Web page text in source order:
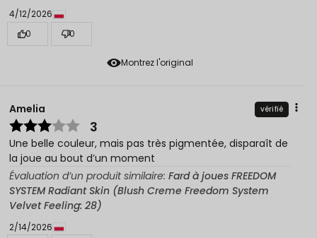
Montrez l'original
4/12/2026
0
0
Amelia vérifié
3
Une belle couleur, mais pas très pigmentée, disparaît de
la joue au bout d’un moment
Évaluation d’un produit similaire: Fard à joues FREEDOM
SYSTEM Radiant Skin (Blush Creme Freedom System
Velvet Feeling: 28)
2/14/2026